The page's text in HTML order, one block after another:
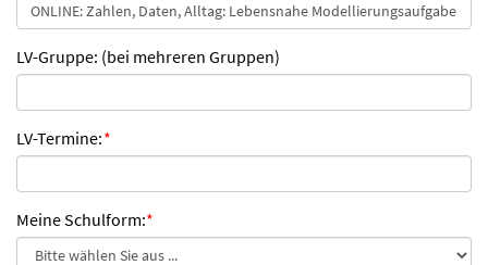
LV-Gruppe: (bei mehreren Gruppen)
LV-Termine:*
Meine Schulform:*